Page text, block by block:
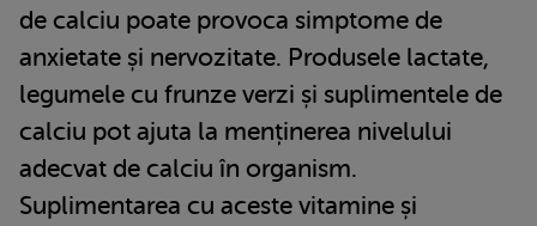
de calciu poate provoca simptome de
anxietate și nervozitate. Produsele lactate,
legumele cu frunze verzi și suplimentele de
calciu pot ajuta la menținerea nivelului
adecvat de calciu în organism.
Suplimentarea cu aceste vitamine și